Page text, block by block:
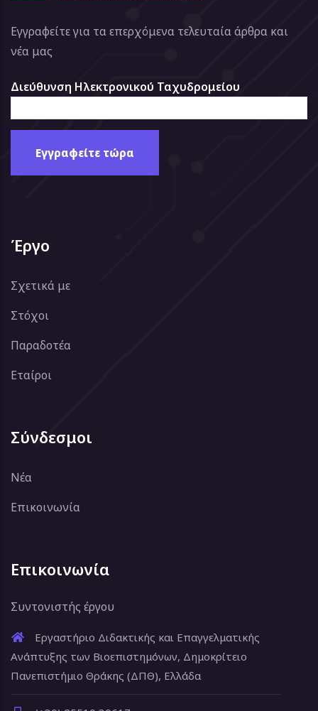
Εγγραφείτε για τα επερχόμενα τελευταία άρθρα και
νέα μας
Διεύθυνση Ηλεκτρονικού Ταχυδρομείου
Έργο
Σχετικά με
Στόχοι
Παραδοτέα
Εταίροι
Σύνδεσμοι
Νέα
Επικοινωνία
Επικοινωνία
Συντονιστής έργου
Εργαστήριο Διδακτικής και Επαγγελματικής
Ανάπτυξης των Βιοεπιστημόνων, Δημοκρίτειο
Πανεπιστήμιο Θράκης (ΔΠΘ), Ελλάδα